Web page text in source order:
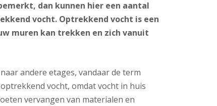
dan kunnen hier een aantal
vocht. Optrekkend vocht is een
muren kan trekken en zich vanuit
andere etages, vandaar de term
vocht, omdat vocht in huis
vervangen van materialen en